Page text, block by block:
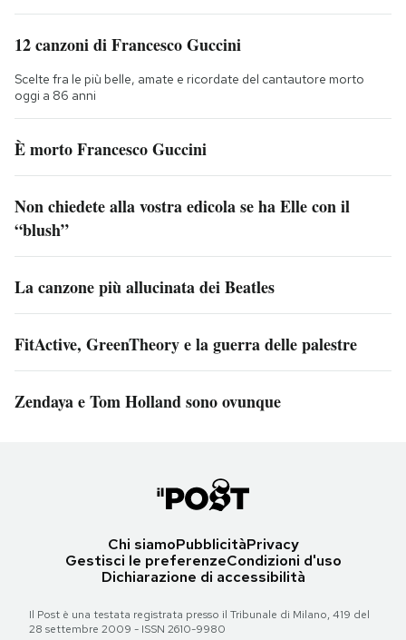
12 canzoni di Francesco Guccini
Scelte fra le più belle, amate e ricordate del cantautore morto
oggi a 86 anni
È morto Francesco Guccini
Non chiedete alla vostra edicola se ha Elle con il
“blush”
La canzone più allucinata dei Beatles
FitActive, GreenTheory e la guerra delle palestre
Zendaya e Tom Holland sono ovunque
Chi siamoPubblicitàPrivacy
Gestisci le preferenzeCondizioni d'uso
Dichiarazione di accessibilità
Il Post è una testata registrata presso il Tribunale di Milano, 419 del
28 settembre 2009 - ISSN 2610-9980